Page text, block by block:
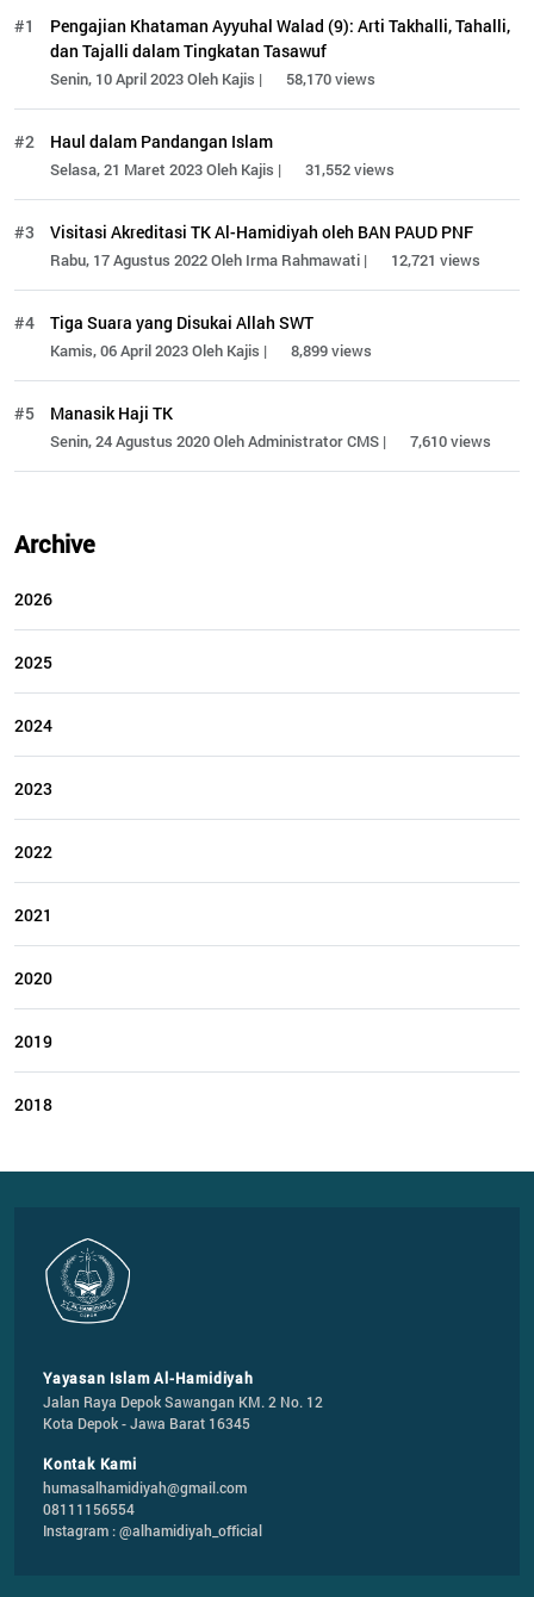
#1
Pengajian Khataman Ayyuhal Walad (9): Arti Takhalli, Tahalli,
dan Tajalli dalam Tingkatan Tasawuf
Senin, 10 April 2023 Oleh Kajis | 58,170 views
#2 Haul dalam Pandangan Islam
Selasa, 21 Maret 2023 Oleh Kajis | 31,552 views
#3 Visitasi Akreditasi TK Al-Hamidiyah oleh BAN PAUD PNF
Rabu, 17 Agustus 2022 Oleh Irma Rahmawati | 12,721 views
#4 Tiga Suara yang Disukai Allah SWT
Kamis, 06 April 2023 Oleh Kajis | 8,899 views
#5 Manasik Haji TK
Senin, 24 Agustus 2020 Oleh Administrator CMS | 7,610 views
Archive
2026
2025
2024
2023
2022
2021
2020
2019
2018
Yayasan Islam Al-Hamidiyah
Jalan Raya Depok Sawangan KM. 2 No. 12
Kota Depok - Jawa Barat 16345
Kontak Kami
humasalhamidiyah@gmail.com
08111156554
Instagram : @alhamidiyah_official